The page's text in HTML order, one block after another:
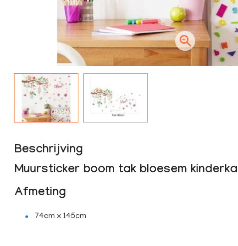
Beschrijving
Muursticker boom tak bloesem
Afmeting
74cm x 145cm